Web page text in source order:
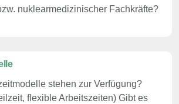
nuklearmedizinischer Fachkräfte?
stehen zur Verfügung?
flexible Arbeitszeiten) Gibt es